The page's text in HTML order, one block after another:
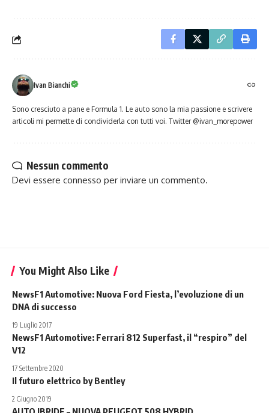
Ivan Bianchi
Sono cresciuto a pane e Formula 1. Le auto sono la mia passione e scrivere
articoli mi permette di condividerla con tutti voi. Twitter @ivan_morepower
Nessun commento
Devi essere connesso per inviare un commento.
You Might Also Like
NewsF1 Automotive: Nuova Ford Fiesta, l’evoluzione di un
DNA di successo
19 Luglio 2017
NewsF1 Automotive: Ferrari 812 Superfast, il “respiro” del
V12
17 Settembre 2020
Il futuro elettrico by Bentley
2 Giugno 2019